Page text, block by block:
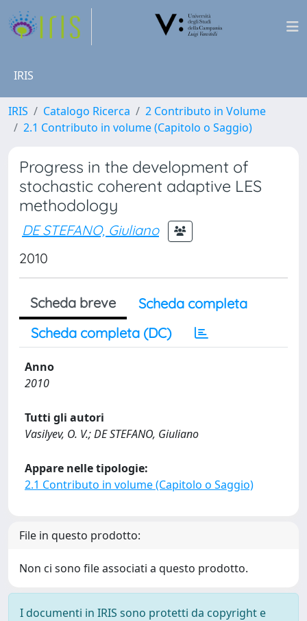
IRIS
IRIS Catalogo Ricerca
2 Contributo in Volume
2.1 Contributo in volume (Capitolo o Saggio)
Progress in the development of
stochastic coherent adaptive LES
methodology
DE STEFANO, Giuliano
2010
Scheda breve
Scheda completa
Scheda completa (DC)
Anno
2010
Tutti gli autori
Vasilyev, O. V.; DE STEFANO, Giuliano
Appare nelle tipologie:
2.1 Contributo in volume (Capitolo o Saggio)
File in questo prodotto:
Non ci sono file associati a questo prodotto.
I documenti in IRIS sono protetti da copyright e